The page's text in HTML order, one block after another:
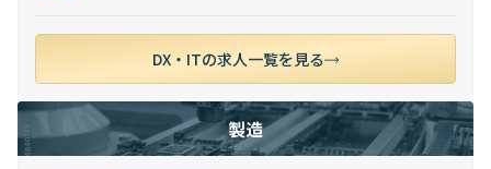
DX・ITの求人一覧を見る
製造